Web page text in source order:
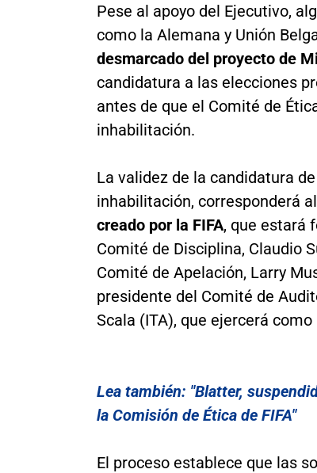
Pese al apoyo del Ejecutivo,
como la Alemana y Unión
desmarcado del proyecto de
candidatura a las elecciones
antes de que el Comité de
inhabilitación.
La validez de la candidatura
inhabilitación, corresponderá al
creado por la FIFA, que estará
Comité de Disciplina, Claudio
Comité de Apelación, Larry
presidente del Comité de
Scala (ITA), que ejercerá
Lea también: "Blatter,
la Comisión de Ética de FIFA"
El proceso establece que las